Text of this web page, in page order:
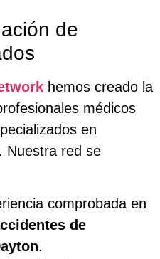
de
hemos creado la
médicos
en
. Nuestra red se
comprobada en
de
.